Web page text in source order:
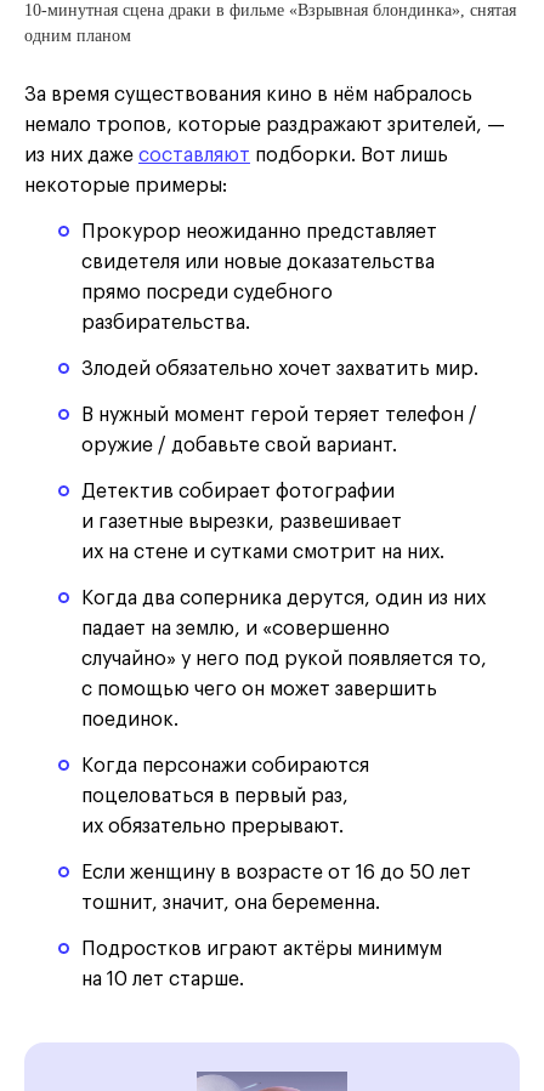
10-минутная сцена драки в фильме «Взрывная блондинка», снятая
одним планом
За время существования кино в нём набралось
немало тропов, которые раздражают зрителей, —
из них даже составляют подборки. Вот лишь
некоторые примеры:
Прокурор неожиданно представляет
свидетеля или новые доказательства
прямо посреди судебного
разбирательства.
Злодей обязательно хочет захватить мир.
В нужный момент герой теряет телефон /
оружие / добавьте свой вариант.
Детектив собирает фотографии
и газетные вырезки, развешивает
их на стене и сутками смотрит на них.
Когда два соперника дерутся, один из них
падает на землю, и «совершенно
случайно» у него под рукой появляется то,
с помощью чего он может завершить
поединок.
Когда персонажи собираются
поцеловаться в первый раз,
их обязательно прерывают.
Если женщину в возрасте от 16 до 50 лет
тошнит, значит, она беременна.
Подростков играют актёры минимум
на 10 лет старше.